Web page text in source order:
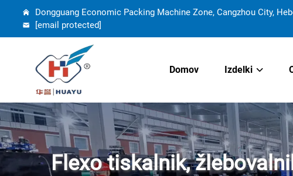
Dongguang Economic Packing Machine Zone, Cangzhou City,
[email protected]
Domov Izdelki
Flexo tiskalnik,